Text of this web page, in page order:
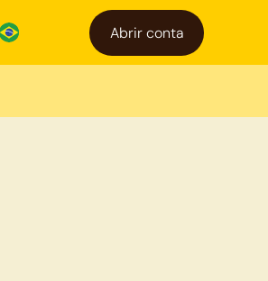
Abrir conta